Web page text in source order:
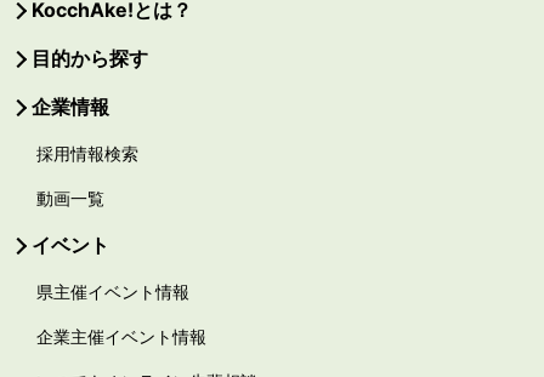
KocchAke!とは？
目的から探す
企業情報
採用情報検索
動画一覧
イベント
県主催イベント情報
企業主催イベント情報